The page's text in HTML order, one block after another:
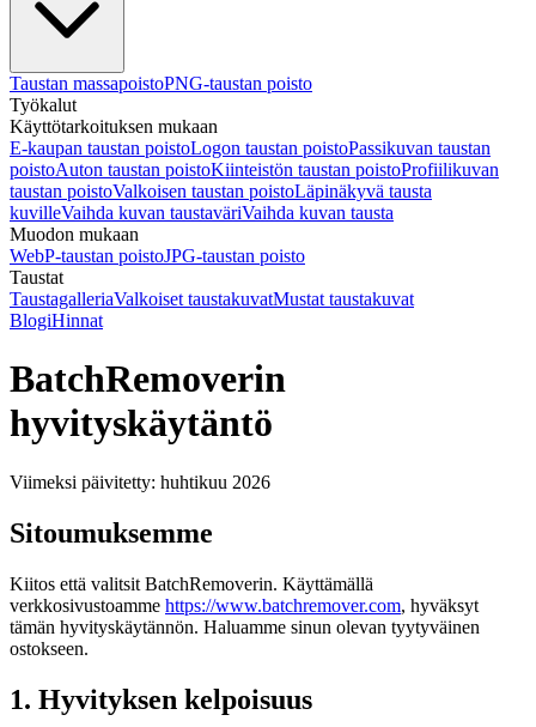
Taustan massapoistoPNG-taustan poisto
Työkalut
Käyttötarkoituksen mukaan
E-kaupan taustan poistoLogon taustan poistoPassikuvan taustan
poistoAuton taustan poistoKiinteistön taustan poistoProfiilikuvan
taustan poistoValkoisen taustan poistoLäpinäkyvä tausta
kuvilleVaihda kuvan taustaväriVaihda kuvan tausta
Muodon mukaan
WebP-taustan poistoJPG-taustan poisto
Taustat
TaustagalleriaValkoiset taustakuvatMustat taustakuvat
BlogiHinnat
BatchRemoverin
hyvityskäytäntö
Viimeksi päivitetty: huhtikuu 2026
Sitoumuksemme
Kiitos että valitsit BatchRemoverin. Käyttämällä
verkkosivustoamme https://www.batchremover.com, hyväksyt
tämän hyvityskäytännön. Haluamme sinun olevan tyytyväinen
ostokseen.
1. Hyvityksen kelpoisuus